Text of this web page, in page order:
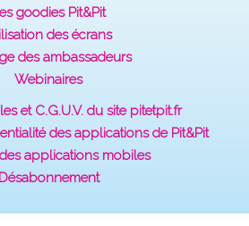
goodies Pit&Pit
des écrans
des ambassadeurs
Webinaires
et C.G.U.V. du site pitetpit.fr
des applications de Pit&Pit
des applications mobiles
Désabonnement